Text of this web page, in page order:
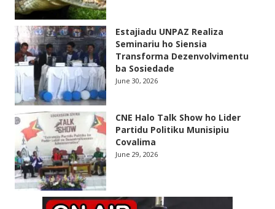
Estajiadu UNPAZ Realiza
Seminariu ho Siensia
Transforma Dezenvolvimentu
ba Sosiedade
June 30, 2026
CNE Halo Talk Show ho Lider
Partidu Politiku Munisipiu
Covalima
June 29, 2026